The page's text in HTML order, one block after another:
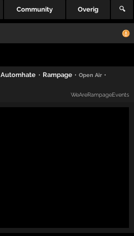
Community Overig 🔍
Automhate · Rampage · Open Air ·
WeAreRampageEvents